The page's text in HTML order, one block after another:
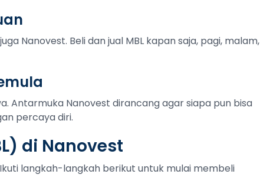
Nanovest. Beli dan jual MBL kapan saja, pagi, malam,
Antarmuka Nanovest dirancang agar siapa pun bisa
percaya diri.
di Nanovest
langkah-langkah berikut untuk mulai membeli